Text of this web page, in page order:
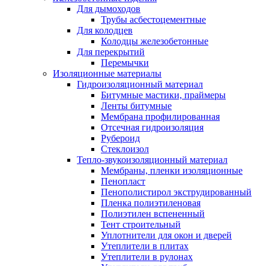
Для дымоходов
Трубы асбестоцементные
Для колодцев
Колодцы железобетонные
Для перекрытий
Перемычки
Изоляционные материалы
Гидроизоляционный материал
Битумные мастики, праймеры
Ленты битумные
Мембрана профилированная
Отсечная гидроизоляция
Рубероид
Стеклоизол
Тепло-звукоизоляционный материал
Мембраны, пленки изоляционные
Пенопласт
Пенополистирол экструдированный
Пленка полиэтиленовая
Полиэтилен вспененный
Тент строительный
Уплотнители для окон и дверей
Утеплители в плитах
Утеплители в рулонах